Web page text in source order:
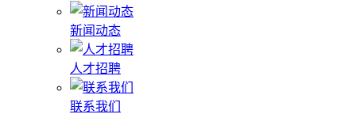
新闻动态
人才招聘
联系我们